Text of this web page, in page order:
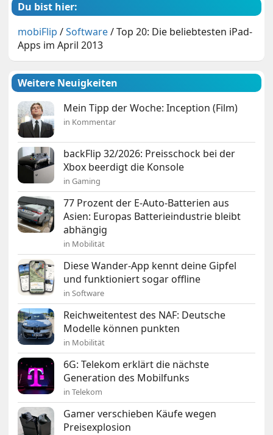
Du bist hier:
mobiFlip /Software/Top 20: Die beliebtesten iPad-
Apps im April 2013
Weitere Neuigkeiten
Mein Tipp der Woche: Inception (Film)
in Kommentar
backFlip 32/2026: Preisschock bei der
Xbox beerdigt die Konsole
in Gaming
77 Prozent der E-Auto-Batterien aus
Asien: Europas Batterieindustrie bleibt
abhängig
in Mobilität
Diese Wander-App kennt deine Gipfel
und funktioniert sogar offline
in Software
Reichweitentest des NAF: Deutsche
Modelle können punkten
in Mobilität
6G: Telekom erklärt die nächste
Generation des Mobilfunks
in Telekom
Gamer verschieben Käufe wegen
Preisexplosion